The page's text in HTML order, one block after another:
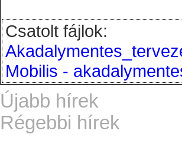
Csatolt fájlok:
Mobilis -
Újabb hírek
Régebbi hírek